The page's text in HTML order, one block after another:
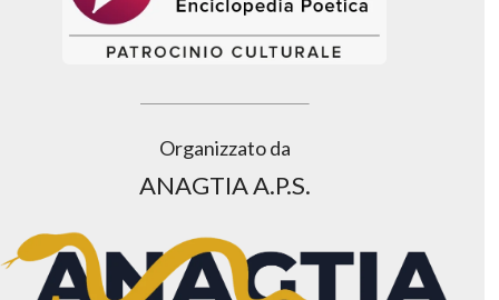
Organizzato da
ANAGTIA A.P.S.